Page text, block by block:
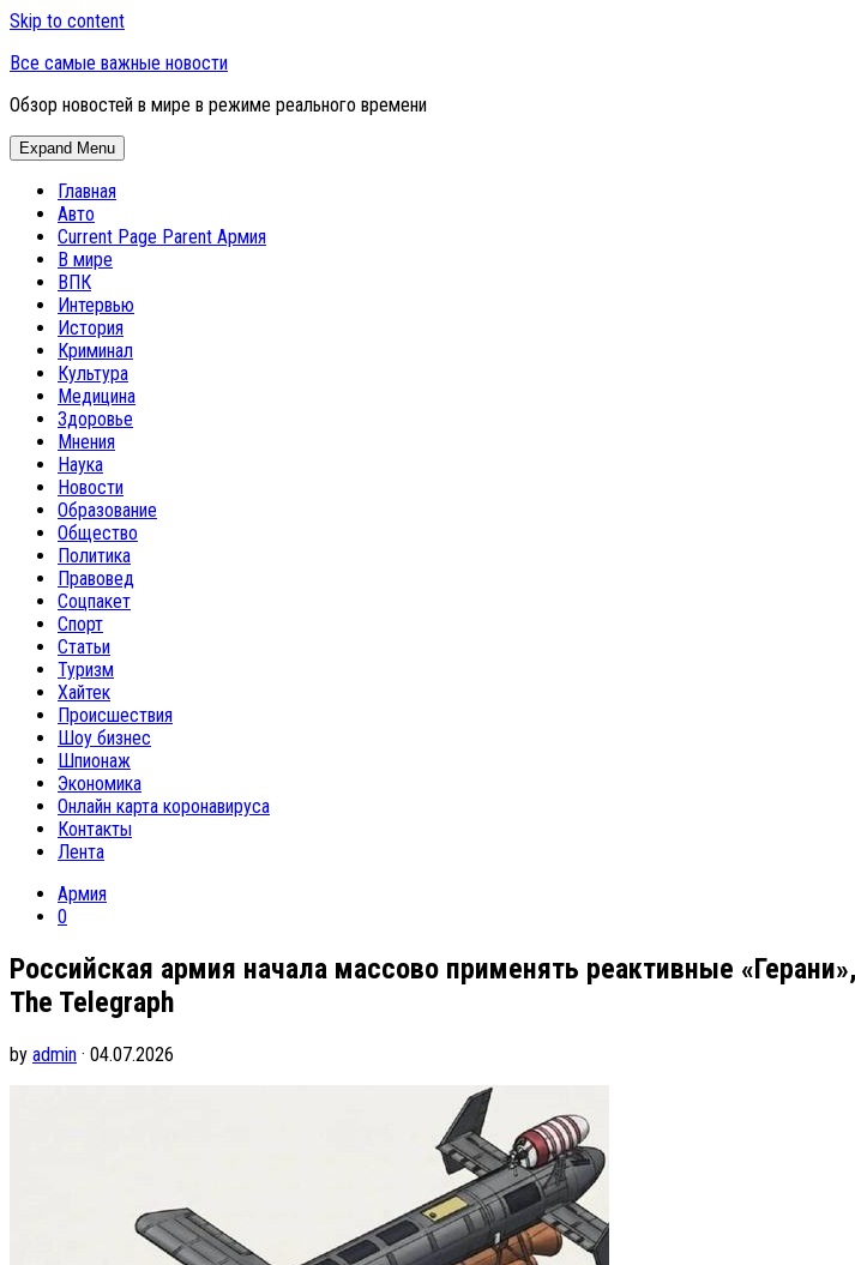
Skip to content
Все самые важные новости
Обзор новостей в мире в режиме реального времени
Expand Menu
Главная
Авто
Current Page Parent Армия
В мире
ВПК
Интервью
История
Криминал
Культура
Медицина
Здоровье
Мнения
Наука
Новости
Образование
Общество
Политика
Правовед
Соцпакет
Спорт
Статьи
Туризм
Хайтек
Происшествия
Шоу бизнес
Шпионаж
Экономика
Онлайн карта коронавируса
Контакты
Лента
Армия
0
Российская армия начала массово применять реактивные
The Telegraph
by admin · 04.07.2026